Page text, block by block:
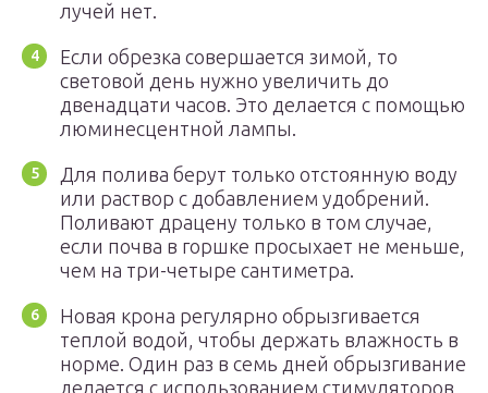
лучей нет.
Если обрезка совершается зимой, то
световой день нужно увеличить до
двенадцати часов. Это делается с помощью
люминесцентной лампы.
Для полива берут только отстоянную воду
или раствор с добавлением удобрений.
Поливают драцену только в том случае,
если почва в горшке просыхает не меньше,
чем на три-четыре сантиметра.
Новая крона регулярно обрызгивается
теплой водой, чтобы держать влажность в
норме. Один раз в семь дней обрызгивание
делается с использованием стимуляторов